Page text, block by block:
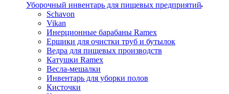
Уборочный инвентарь для пищевых предприятий
Schavon
Vikan
Инерционные барабаны Ramex
Ершики для очистки труб и бутылок
Ведра для пищевых производств
Катушки Ramex
Весла-мешалки
Инвентарь для уборки полов
Кисточки